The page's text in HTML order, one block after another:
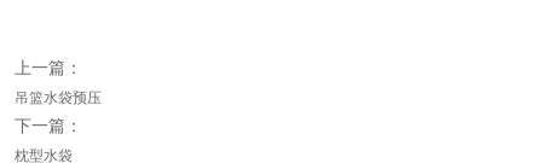
上一篇：
吊篮水袋预压
下一篇：
枕型水袋